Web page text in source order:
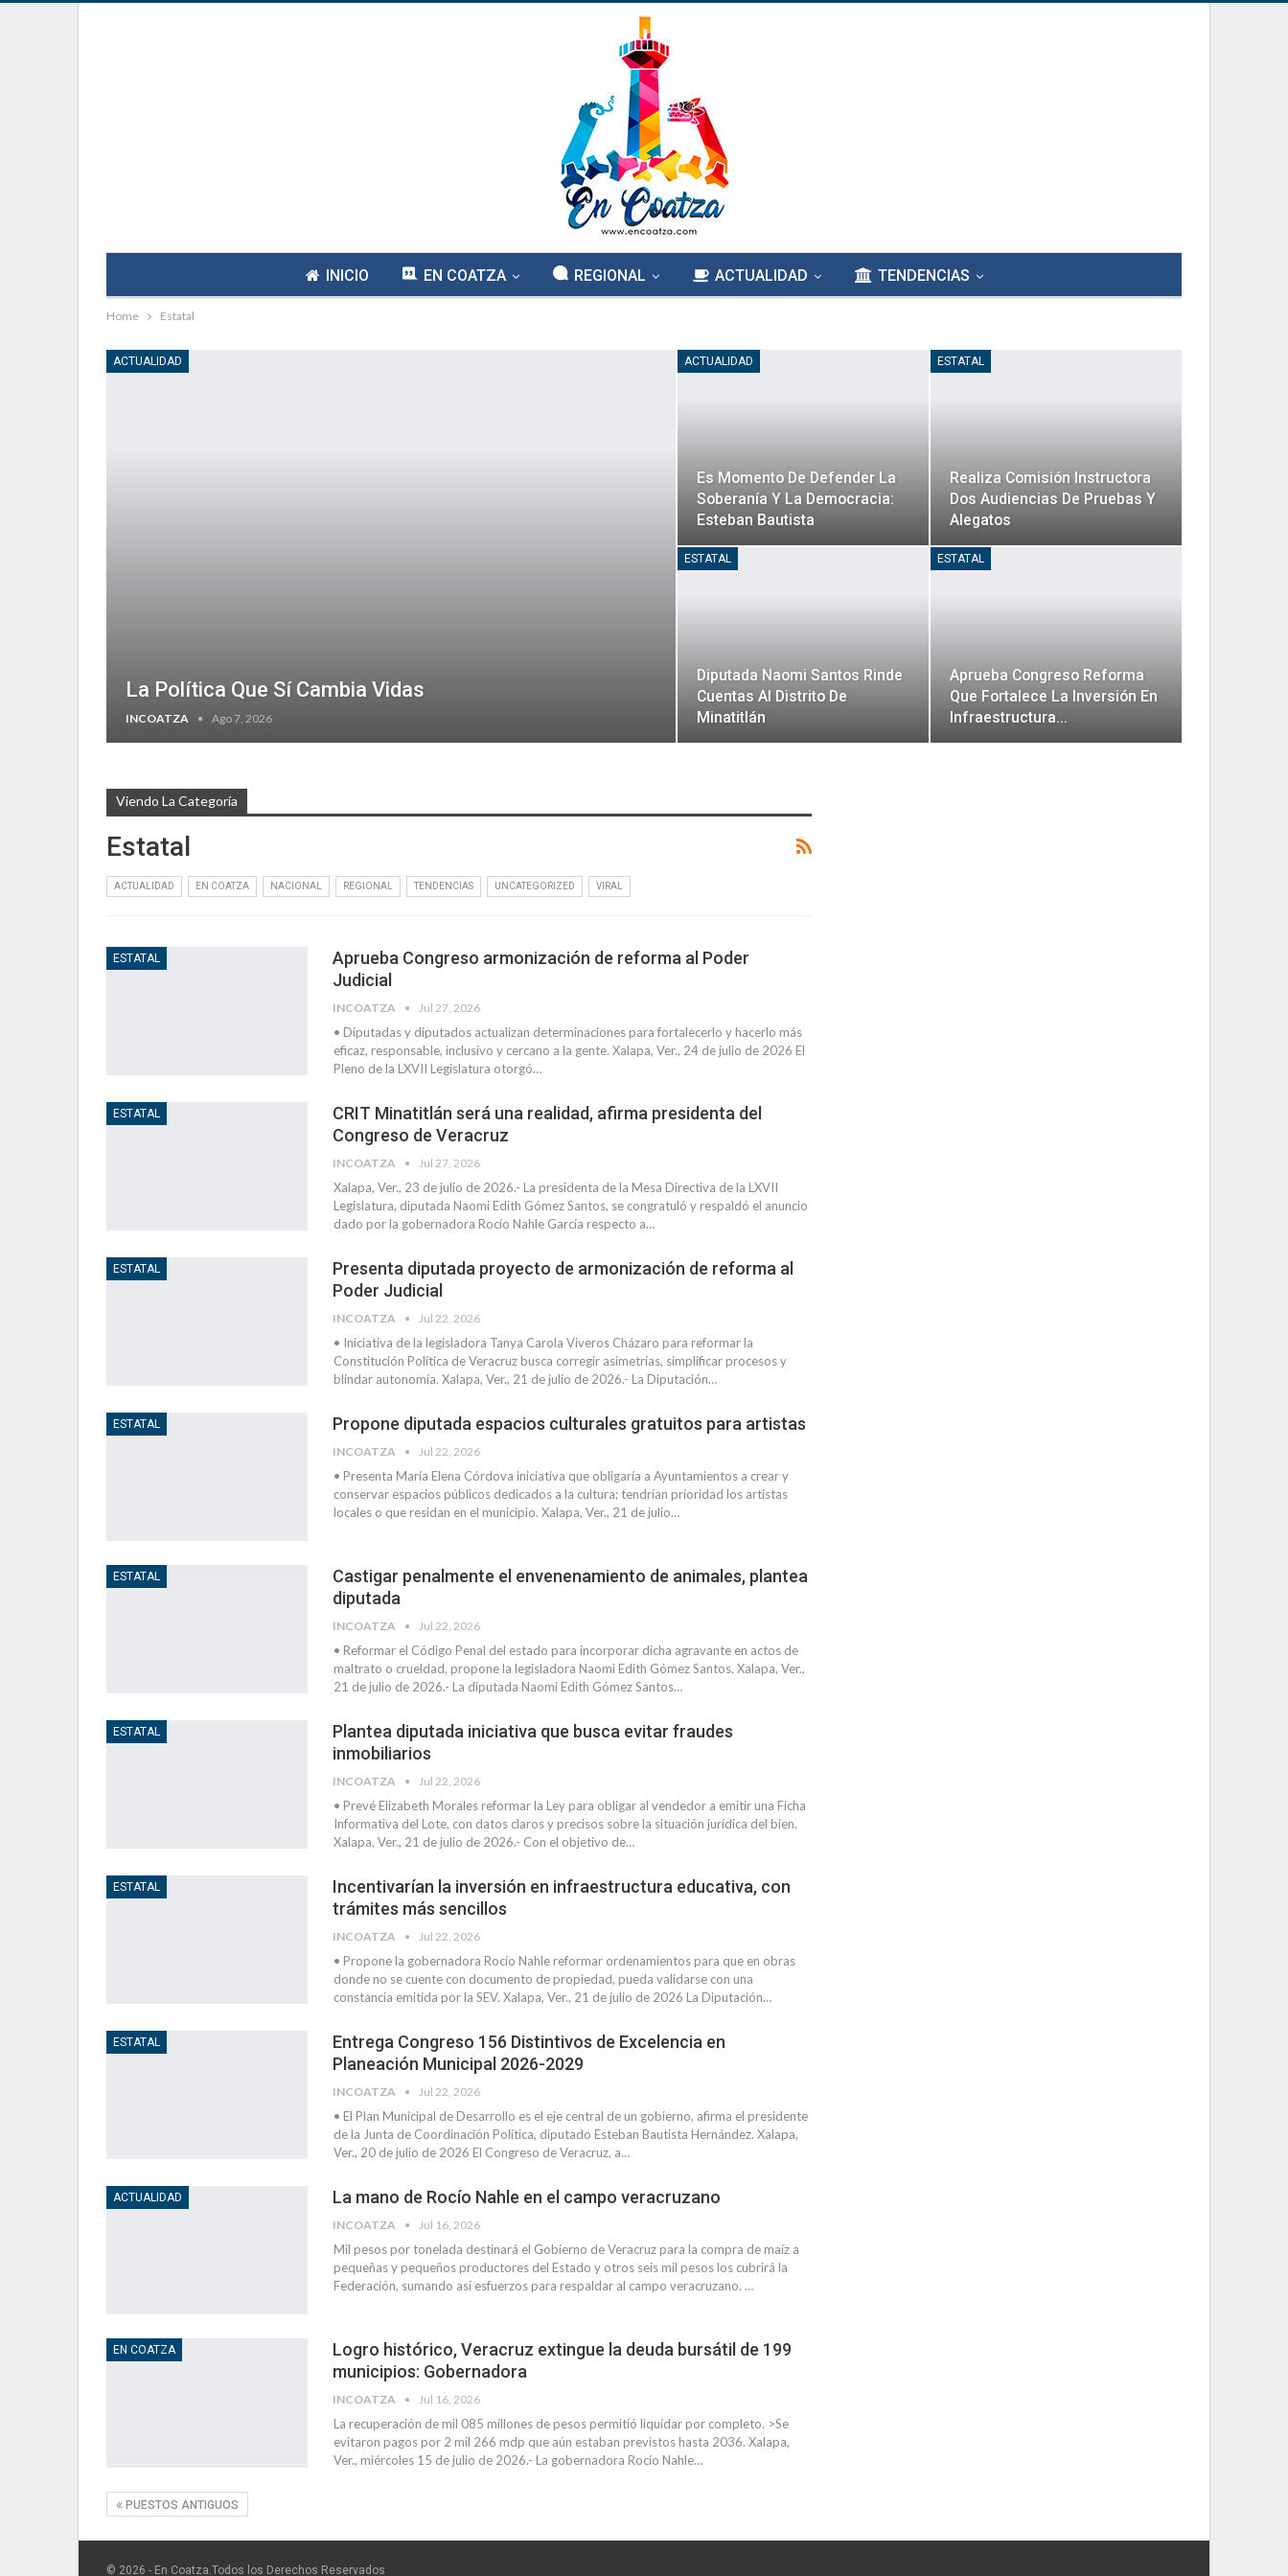
INICIO EN COATZA REGIONAL ACTUALIDAD TENDENCIAS
Home Estatal
ACTUALIDAD
La Política Que Sí Cambia Vidas
INCOATZA Ago 7, 2026
ACTUALIDAD
Es Momento De Defender La
Soberanía Y La Democracia:
Esteban Bautista
ESTATAL
Realiza Comisión Instructora
Dos Audiencias De Pruebas Y
Alegatos
ESTATAL
Diputada Naomi Santos Rinde
Cuentas Al Distrito De
Minatitlán
ESTATAL
Aprueba Congreso Reforma
Que Fortalece La Inversión En
Infraestructura…
Viendo La Categoría
Estatal
ACTUALIDAD EN COATZA NACIONAL REGIONAL TENDENCIAS UNCATEGORIZED VIRAL
ESTATAL
Aprueba Congreso armonización de reforma al Poder
Judicial
INCOATZA Jul 27, 2026
• Diputadas y diputados actualizan determinaciones para fortalecerlo y hacerlo más
eficaz, responsable, inclusivo y cercano a la gente. Xalapa, Ver., 24 de julio de 2026 El
Pleno de la LXVII Legislatura otorgó…
ESTATAL
CRIT Minatitlán será una realidad, afirma presidenta del
Congreso de Veracruz
INCOATZA Jul 27, 2026
Xalapa, Ver., 23 de julio de 2026.- La presidenta de la Mesa Directiva de la LXVII
Legislatura, diputada Naomi Edith Gómez Santos, se congratuló y respaldó el anuncio
dado por la gobernadora Rocío Nahle García respecto a…
ESTATAL
Presenta diputada proyecto de armonización de reforma al
Poder Judicial
INCOATZA Jul 22, 2026
• Iniciativa de la legisladora Tanya Carola Viveros Cházaro para reformar la
Constitución Política de Veracruz busca corregir asimetrías, simplificar procesos y
blindar autonomía. Xalapa, Ver., 21 de julio de 2026.- La Diputación…
ESTATAL Propone diputada espacios culturales gratuitos para artistas
INCOATZA Jul 22, 2026
• Presenta María Elena Córdova iniciativa que obligaría a Ayuntamientos a crear y
conservar espacios públicos dedicados a la cultura; tendrían prioridad los artistas
locales o que residan en el municipio. Xalapa, Ver., 21 de julio…
ESTATAL
Castigar penalmente el envenenamiento de animales, plantea
diputada
INCOATZA Jul 22, 2026
• Reformar el Código Penal del estado para incorporar dicha agravante en actos de
maltrato o crueldad, propone la legisladora Naomi Edith Gómez Santos. Xalapa, Ver.,
21 de julio de 2026.- La diputada Naomi Edith Gómez Santos…
ESTATAL
Plantea diputada iniciativa que busca evitar fraudes
inmobiliarios
INCOATZA Jul 22, 2026
• Prevé Elizabeth Morales reformar la Ley para obligar al vendedor a emitir una Ficha
Informativa del Lote, con datos claros y precisos sobre la situación jurídica del bien.
Xalapa, Ver., 21 de julio de 2026.- Con el objetivo de…
ESTATAL
Incentivarían la inversión en infraestructura educativa, con
trámites más sencillos
INCOATZA Jul 22, 2026
• Propone la gobernadora Rocío Nahle reformar ordenamientos para que en obras
donde no se cuente con documento de propiedad, pueda validarse con una
constancia emitida por la SEV. Xalapa, Ver., 21 de julio de 2026 La Diputación…
ESTATAL
Entrega Congreso 156 Distintivos de Excelencia en
Planeación Municipal 2026-2029
INCOATZA Jul 22, 2026
• El Plan Municipal de Desarrollo es el eje central de un gobierno, afirma el presidente
de la Junta de Coordinación Política, diputado Esteban Bautista Hernández. Xalapa,
Ver., 20 de julio de 2026 El Congreso de Veracruz, a…
ACTUALIDAD La mano de Rocío Nahle en el campo veracruzano
INCOATZA Jul 16, 2026
Mil pesos por tonelada destinará el Gobierno de Veracruz para la compra de maíz a
pequeñas y pequeños productores del Estado y otros seis mil pesos los cubrirá la
Federación, sumando así esfuerzos para respaldar al campo veracruzano. …
EN COATZA
Logro histórico, Veracruz extingue la deuda bursátil de 199
municipios: Gobernadora
INCOATZA Jul 16, 2026
La recuperación de mil 085 millones de pesos permitió liquidar por completo. >Se
evitaron pagos por 2 mil 266 mdp que aún estaban previstos hasta 2036. Xalapa,
Ver., miércoles 15 de julio de 2026.- La gobernadora Rocío Nahle…
PUESTOS ANTIGUOS
© 2026 - En Coatza.Todos los Derechos Reservados